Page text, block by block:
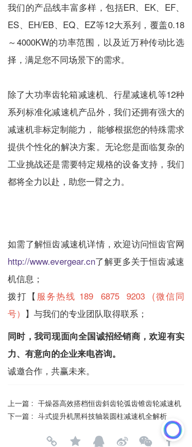
我们的产品线丰富多样，包括ER、EK、EF、
ES、EH/EB、EQ、EZ等12大系列，覆盖0.18
～4000KW的功率范围，以及近万种传动比选
择，满足您不同场景下的需求。
除了大功率齿轮箱减速机、 行星减速机等12种
系列标准化减速机产品外，我们还拥有强大的
减速机非标定制能力， 能够根据您的特殊需求
提供个性化的解决方案。无论您是面临复杂的
工业挑战还是需要特定规格的设备支持，我们
都将全力以赴，助您一臂之力。
如需了解恒齿减速机详情，欢迎访问恒齿官网
http://www.evergear.cn了解更多关于恒齿减速
机信息；
拨打【 服务热线 189 6875 9203 (微信同
号） 】与我们的专业团队取得联系；
同时，我司现面向全国诚招经销商，欢迎有实
力、有意向的企业来电咨询。
诚邀合作，共赢未来。
上一篇 : 干燥器高效搭档恒齿斜齿轮弧齿锥齿轮减速机
下一篇 : 斗式提升机黑科技轴装圆柱减速机全解析